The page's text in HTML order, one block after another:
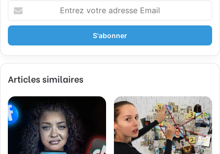
t
e
z
o
r
e
a
d
Articles similaires